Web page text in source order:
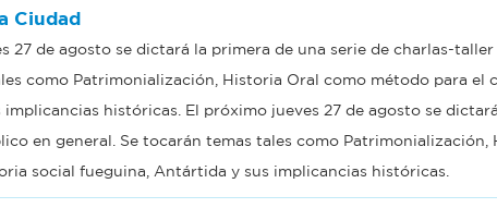
Ciudad
27 de agosto se dictará la primera de una serie de charlas-
como Patrimonialización, Historia Oral como método para el
históricas. El próximo jueves 27 de agosto se
en general. Se tocarán temas tales como Patrimonialización,
social fueguina, Antártida y sus implicancias históricas.